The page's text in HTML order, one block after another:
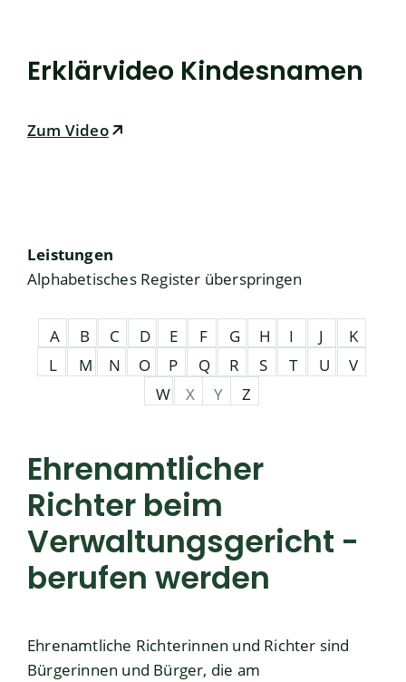
Erklärvideo Kindesnamen
Zum Video
Leistungen
Alphabetisches Register überspringen
A B C D E F G H I J
K
L
M N O P Q R S T U
V
W
X Y Z
Ehrenamtlicher
Richter beim
Verwaltungsgericht -
berufen werden
Ehrenamtliche Richterinnen und Richter sind
Bürgerinnen und Bürger, die am